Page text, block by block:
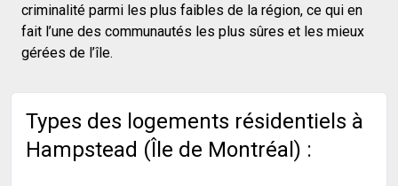
criminalité parmi les plus faibles de la région, ce qui en
fait l’une des communautés les plus sûres et les mieux
gérées de l’île.
Types des logements résidentiels à
Hampstead (Île de Montréal) :